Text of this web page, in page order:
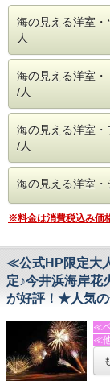
が
ヨ
※
－
・
送
・
普
育
飼
も
お
る
※
況
家
を
・
・
・
・
・
◆
夕
と
海の見える洋室
人
海の見える洋室
/人
海の見える洋室
/人
海の見える洋室
※料金は消費税込み価
≪公式HP限定大
定♪今井浜海岸花
が好評！★人気
≪
≪
[
★☆